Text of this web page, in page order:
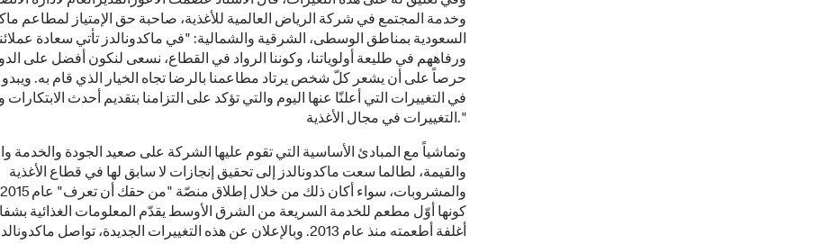
وخدمة المجتمع في شركة الرياض العالمية للأغذية، صاحبة حق الإمتياز لمطاعم
السعودية بمناطق الوسطى، الشرقية والشمالية: "في ماكدونالدز تأتي سعادة
ورفاههم في طليعة أولوياتنا، وكوننا الرواد في القطاع، نسعى لنكون أفضل على
حرصاً على أن يشعر كلّ شخص يرتاد مطاعمنا بالرضا تجاه الخيار الذي قام به. ويبدو
في التغييرات التي أعلنّا عنها اليوم والتي تؤكد على التزامنا بتقديم أحدث
التغييرات في مجال الأغذية."
وتماشياً مع المبادئ الأساسية التي تقوم عليها الشركة على صعيد الجودة والخدمة
والقيمة، لطالما سعت ماكدونالدز إلى تحقيق إنجازات لا سابق لها في قطاع الأغذية
كونها أوّل مطعم للخدمة السريعة من الشرق الأوسط يقدّم المعلومات الغذائية
أغلفة أطعمته منذ عام 2013. وبالإعلان عن هذه التغييرات الجديدة، تواصل